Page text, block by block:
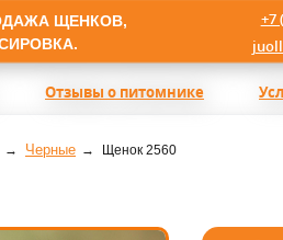
ЩЕНКОВ,
+7
Отзывы о питомнике
Черные Щенок 2560